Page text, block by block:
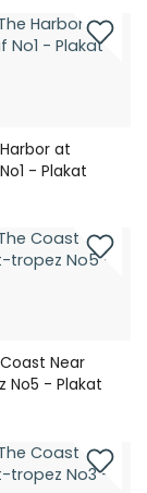
at
- Plakat
Near
No5 - Plakat